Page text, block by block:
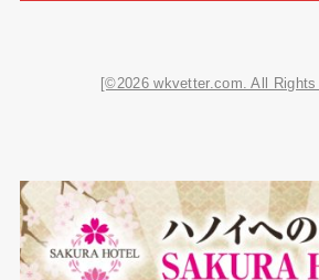
[©2026 wkvetter.com. All Rights